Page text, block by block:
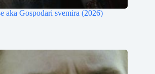
aka Gospodari svemira (2026)